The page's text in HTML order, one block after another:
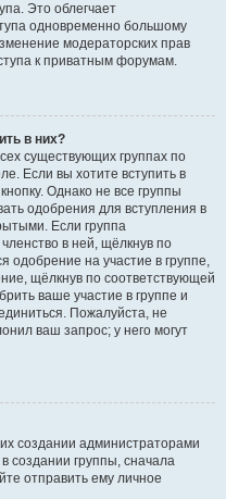
Это облегчает
одновременно большому
модераторских прав
к приватным форумам.
в них?
существующих группах по
Если вы хотите вступить в
Однако не все группы
одобрения для вступления в
Если группа
в ней, щёлкнув по
одобрение на участие в группе,
щёлкнув по соответствующей
ваше участие в группе и
Пожалуйста, не
ваш запрос; у него могут
создании администраторами
создании группы, сначала
отправить ему личное